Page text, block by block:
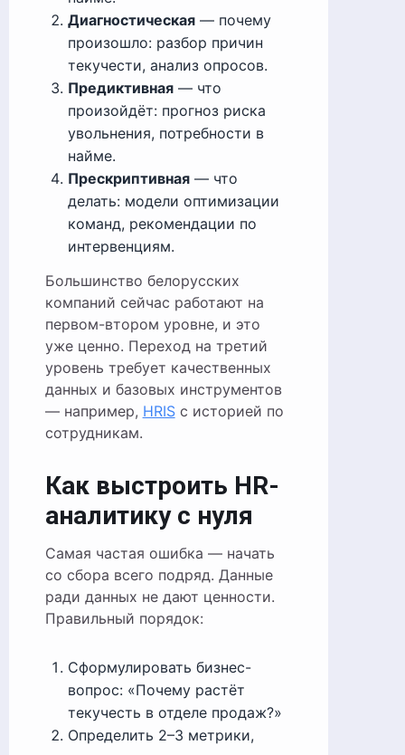
Диагностическая — почему
произошло: разбор причин
текучести, анализ опросов.
Предиктивная — что
произойдёт: прогноз риска
увольнения, потребности в
найме.
Прескриптивная — что
делать: модели оптимизации
команд, рекомендации по
интервенциям.
Большинство белорусских
компаний сейчас работают на
первом-втором уровне, и это
уже ценно. Переход на третий
уровень требует качественных
данных и базовых инструментов
— например, HRISс историей по
сотрудникам.
Как выстроить HR-
аналитику с нуля
Самая частая ошибка — начать
со сбора всего подряд. Данные
ради данных не дают ценности.
Правильный порядок:
Сформулировать бизнес-
вопрос: «Почему растёт
текучесть в отделе продаж?»
Определить 2–3 метрики,